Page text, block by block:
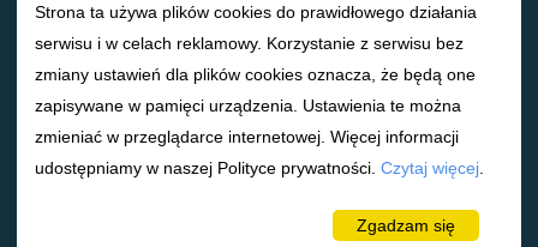
99.8%
terminowość
zrealizowanych
1
łączna liczba
redaktorów online
liczba klientów
Strona ta używa plików cookies do prawidłowego działania
serwisu i w celach reklamowy. Korzystanie z serwisu bez
zmiany ustawień dla plików cookies oznacza, że będą one
zapisywane w pamięci urządzenia. Ustawienia te można
zmieniać w przeglądarce internetowej. Więcej informacji
udostępniamy w naszej Polityce prywatności. Czytaj więcej
Zgadzam się